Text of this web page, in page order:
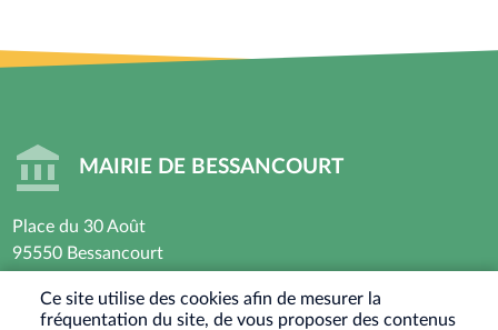
MAIRIE DE BESSANCOURT
Place du 30 Août
95550 Bessancourt
Ce site utilise des cookies afin de mesurer la
fréquentation du site, de vous proposer des contenus